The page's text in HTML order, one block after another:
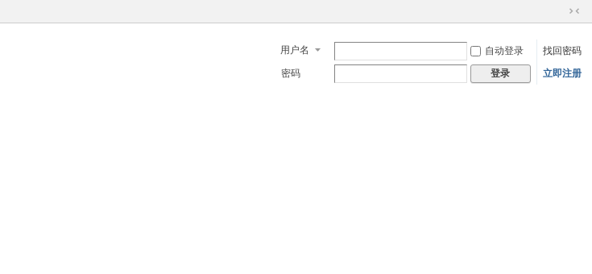
切
到
窄
用户名 自动登录
找回密码
密码
登录 立即注册